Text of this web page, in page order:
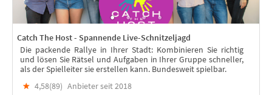
Catch The Host - Spannende Live-Schnitzeljagd
Die packende Rallye in Ihrer Stadt: Kombinieren Sie richtig
und lösen Sie Rätsel und Aufgaben in Ihrer Gruppe schneller,
als der Spielleiter sie erstellen kann. Bundesweit spielbar.
★ 4,58(89) Anbieter seit 2018